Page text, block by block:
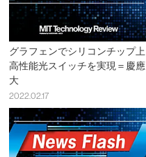
グラフェンでシリコンチップ上
高性能光スイッチを実現＝慶應
大
2022.02.17